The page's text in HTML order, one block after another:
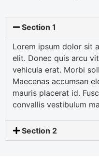
Section 1
Lorem ipsum dolor sit
elit. Donec quis arcu
vehicula erat. Morbi
Maecenas accumsan
mauris placerat id.
convallis vestibulum
Section 2